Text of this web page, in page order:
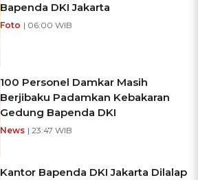
Bapenda DKI Jakarta
Foto | 06:00 WIB
100 Personel Damkar Masih
Berjibaku Padamkan Kebakaran
Gedung Bapenda DKI
News | 23:47 WIB
Kantor Bapenda DKI Jakarta Dilalap